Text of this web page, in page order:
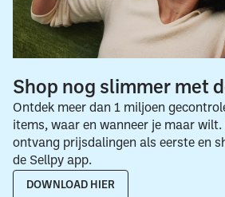
Shop nog slimmer met
Ontdek meer dan 1 miljoen
items, waar en wanneer je maar
ontvang prijsdalingen als eerste en
de Sellpy app.
DOWNLOAD HIER